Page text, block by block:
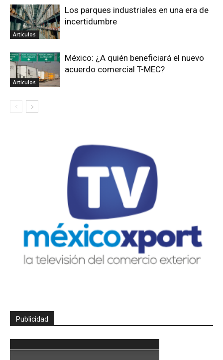
Articulos
Los parques industriales en una era de
incertidumbre
Articulos
México: ¿A quién beneficiará el nuevo
acuerdo comercial T-MEC?
Publicidad